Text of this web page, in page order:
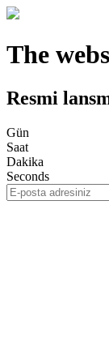
The
Resmi
Gün
Saat
Dakika
Seconds